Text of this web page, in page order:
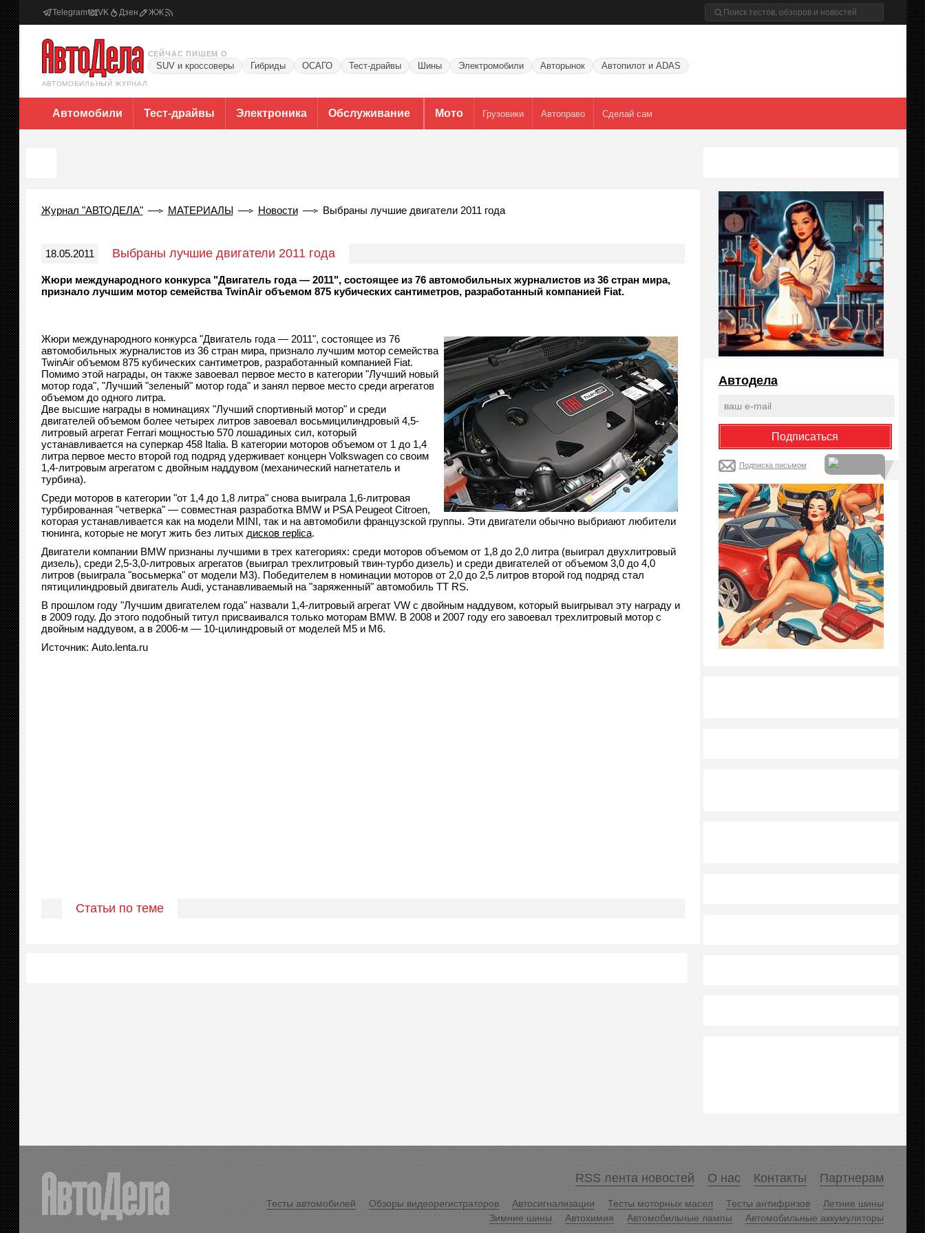
Telegram VK Дзен ЖЖ
АВТОМОБИЛЬНЫЙ ЖУРНАЛ
СЕЙЧАС ПИШЕМ О
SUV и кроссоверы Гибриды ОСАГО Тест-драйвы Шины Электромобили Авторынок Автопилот и ADAS
Автомобили Тест-драйвы Электроника Обслуживание Мото Грузовики Автоправо Сделай сам
Журнал "АВТОДЕЛА" МАТЕРИАЛЫ Новости Выбраны лучшие двигатели 2011 года
18.05.2011 Выбраны лучшие двигатели 2011 года
Жюри международного конкурса "Двигатель года — 2011", состоящее из 76 автомобильных журналистов из 36 стран мира,
признало лучшим мотор семейства TwinAir объемом 875 кубических сантиметров, разработанный компанией Fiat.
Жюри международного конкурса "Двигатель года — 2011", состоящее из 76
автомобильных журналистов из 36 стран мира, признало лучшим мотор семейства
TwinAir объемом 875 кубических сантиметров, разработанный компанией Fiat.
Помимо этой награды, он также завоевал первое место в категории "Лучший новый
мотор года", "Лучший "зеленый" мотор года" и занял первое место среди агрегатов
объемом до одного литра.
Две высшие награды в номинациях "Лучший спортивный мотор" и среди
двигателей объемом более четырех литров завоевал восьмицилиндровый 4,5-
литровый агрегат Ferrari мощностью 570 лошадиных сил, который
устанавливается на суперкар 458 Italia. В категории моторов объемом от 1 до 1,4
литра первое место второй год подряд удерживает концерн Volkswagen со своим
1,4-литровым агрегатом с двойным наддувом (механический нагнетатель и
турбина).
Среди моторов в категории "от 1,4 до 1,8 литра" снова выиграла 1,6-литровая
турбированная "четверка" — совместная разработка BMW и PSA Peugeot Citroen,
которая устанавливается как на модели MINI, так и на автомобили французской группы. Эти двигатели обычно выбриают любители
тюнинга, которые не могут жить без литых дисков replica.
Двигатели компании BMW признаны лучшими в трех категориях: среди моторов объемом от 1,8 до 2,0 литра (выиграл двухлитровый
дизель), среди 2,5-3,0-литровых агрегатов (выиграл трехлитровый твин-турбо дизель) и среди двигателей от объемом 3,0 до 4,0
литров (выиграла "восьмерка" от модели M3). Победителем в номинации моторов от 2,0 до 2,5 литров второй год подряд стал
пятицилиндровый двигатель Audi, устанавливаемый на "заряженный" автомобиль TT RS.
В прошлом году "Лучшим двигателем года" назвали 1,4-литровый агрегат VW с двойным наддувом, который выигрывал эту награду и
в 2009 году. До этого подобный титул присваивался только моторам BMW. В 2008 и 2007 году его завоевал трехлитровый мотор с
двойным наддувом, а в 2006-м — 10-цилиндровый от моделей M5 и M6.
Источник: Auto.lenta.ru
Статьи по теме
Автодела
Подписка письмом
RSS лента новостей О нас Контакты Партнерам
Тесты автомобилей Обзоры видеорегистраторов Автосигнализации Тесты моторных масел Тесты антифризов
Летние шины
Зимние шины
Автохимия Автомобильные лампы Автомобильные аккумуляторы